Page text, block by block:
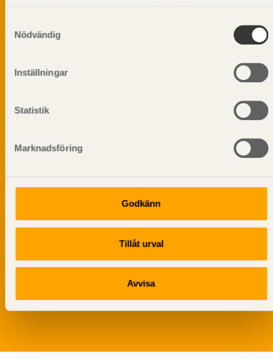
Nödvändig
Inställningar
Statistik
Marknadsföring
Godkänn
Tillåt urval
Avvisa
Vi värnar om personlig integritet vilket innebär att dina
Genom att klicka på skicka lämnar du ditt samtycke.
Läs vårintegritetspolicy.